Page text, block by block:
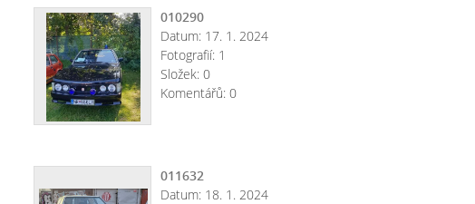
010290
Datum: 17. 1. 2024
Fotografií: 1
Složek: 0
Komentářů: 0
011632
Datum: 18. 1. 2024